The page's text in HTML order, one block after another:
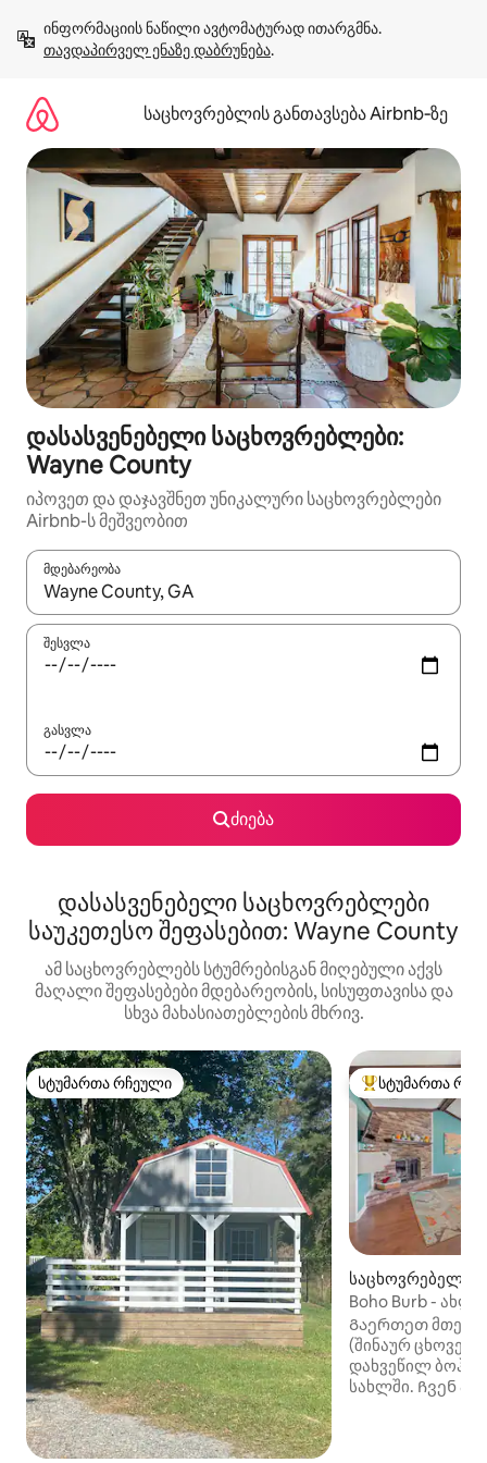
გადასვლა
თავდაპირველ ენაზე დაბრუნება.
საცხოვრებლის განთავსება Airbnb‑ზე
დასასვენებელი საცხოვრებლები:
Wayne County
იპოვეთ და დაჯავშნეთ უნიკალური საცხოვრებლები
Airbnb-ს მეშვეობით
მდებარეობა
როცა შედეგები ხელმისაწვდომი გახდება, ნავიგაციისთვის
შესვლა
გასვლა
ძიება
დასასვენებელი საცხოვრებლები
საუკეთესო შეფასებით: Wayne County
ამ საცხოვრებლებს სტუმრებისგან მიღებული აქვს
მაღალი შეფასებები მდებარეობის, სისუფთავისა და
სხვა მახასიათებლების მხრივ.
სტუმართა რჩეული
სტუმართა რჩეული სტუმართა
სტუმართა
საცხოვრებელი
Boho Burb -
ოთახითა და
Გაერთეთ მთელ
(შინაურ
დახვეწილ
სახლში. Ჩვენ